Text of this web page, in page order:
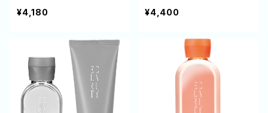
泡でみずみずしいツヤ髪を
育むCXグロウシャンプー 2
¥4,180
うな軽やかさと極上のツヤ
を纏うCXグロウトリートメ
¥4,400